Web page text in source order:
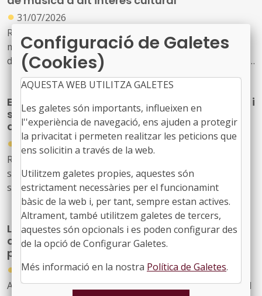
● 31/07/2026
Resolució CLT/2702/2026, de 24 de juliol, per la qual es
modifica la dotació de la convocatòria per a la concessió
de subvencions, en règim de concurrència competitiva, a
festivals de música d'alt interès cultural (ref. BDNS
914637)
El Govern de l’Estat aprova mesures laborals i
socials urgents per protegir les persones
afectades pels incendis forestals
●
30/07/2026
Reial decret llei 20/2026, de 29 de juliol, pel qual
s’estableixen mesures urgents de protecció laboral i
social davant els incendis forestals.
La Generalitat actualitza el model de relació
amb L'Energètica per reforçar els serveis
públics d'energia
●
30/07/2026
Acord GOV/198/2026, de 28 de juliol, pel qual s'aprova el
Configuració de Galetes
(Cookies)
AQUESTA WEB UTILITZA GALETES
Les galetes són importants, influeixen en
l''experiència de navegació, ens ajuden a protegir
la privacitat i permeten realitzar les peticions que
ens solicitin a través de la web.
Utilitzem galetes propies, aquestes són
estrictament necessàries per el funcionamint
bàsic de la web i, per tant, sempre estan actives.
Altrament, també utilitzem galetes de tercers,
aquestes són opcionals i es poden configurar des
de la opció de Configurar Galetes.
Més informació en la nostra Política de Galetes.